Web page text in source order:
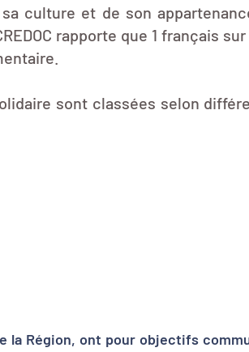
culture et de son
rapporte que 1 français
sont classées selon
la Région, ont pour objectifs